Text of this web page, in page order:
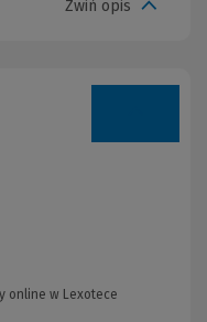
Zwiń opis
online w Lexotece